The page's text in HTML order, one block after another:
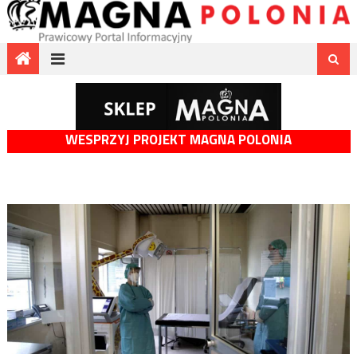
WESPRZYJ PROJEKT MAGNA POLONIA